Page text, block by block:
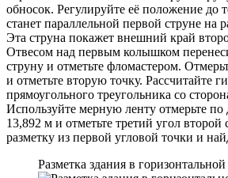
обносок. Регулируйте её положение до
станет параллельной первой струне на
Эта струна покажет внешний край
Отвесом над первым колышком
струну и отметьте фломастером.
и отметьте вторую точку. Рассчитайте
прямоугольного треугольника со
Используйте мерную ленту отмерьте по
13,892 м и отметьте третий угол
разметку из первой угловой точки и
Разметка здания в